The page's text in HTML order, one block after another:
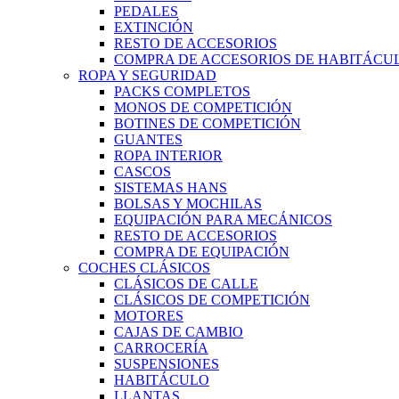
PEDALES
EXTINCIÓN
RESTO DE ACCESORIOS
COMPRA DE ACCESORIOS DE
ROPA Y SEGURIDAD
PACKS COMPLETOS
MONOS DE COMPETICIÓN
BOTINES DE COMPETICIÓN
GUANTES
ROPA INTERIOR
CASCOS
SISTEMAS HANS
BOLSAS Y MOCHILAS
EQUIPACIÓN PARA MECÁNICOS
RESTO DE ACCESORIOS
COMPRA DE EQUIPACIÓN
COCHES CLÁSICOS
CLÁSICOS DE CALLE
CLÁSICOS DE COMPETICIÓN
MOTORES
CAJAS DE CAMBIO
CARROCERÍA
SUSPENSIONES
HABITÁCULO
LLANTAS